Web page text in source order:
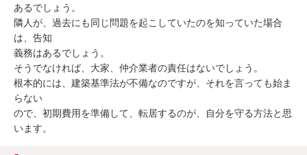
あるでしょう。
隣人が、過去にも同じ問題を起こしていたのを知っていた場合
は、告知
義務はあるでしょう。
そうでなければ、大家、仲介業者の責任はないでしょう。
根本的には、建築基準法が不備なのですが、それを言っても始ま
らない
ので、初期費用を準備して、転居するのが、自分を守る方法と思
います。